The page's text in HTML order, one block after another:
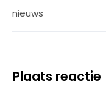
nieuws
Plaats reactie